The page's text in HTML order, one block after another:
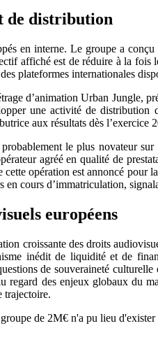
de distribution
en interne. Le groupe a
affiché est de réduire à la fois
plateformes internationales
d’animation Urban Jungle,
une activité de
aux résultats dès l’exercice
le plus novateur
agréé en qualité de
opération est annoncé pour
cours d’immatriculation,
européens
croissante des droits
inédit de liquidité et de
de souveraineté
des enjeux globaux du
trajectoire.
de 2M€ n'a pu lieu